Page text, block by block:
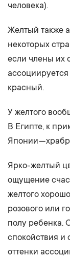
человека).
Желтый также
некоторых
если члены их
ассоциируется
красный.
У желтого
В Египте, к
Японии —
Ярко-желтый
ощущение
желтого
розового или
полу ребенка.
спокойствия и
оттенки